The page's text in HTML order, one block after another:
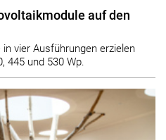
auf den
vier Ausführungen erzielen
445 und 530 Wp.